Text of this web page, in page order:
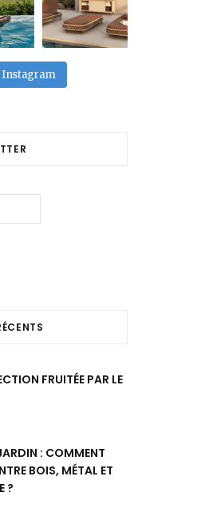
Instagram
FRUITÉE PAR LE
: COMMENT
BOIS, MÉTAL ET
?